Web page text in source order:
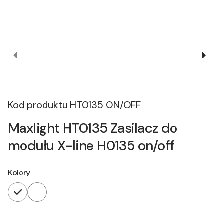
Kod produktu HT0135 ON/OFF
Maxlight HT0135 Zasilacz do
modułu X-line H0135 on/off
Kolory